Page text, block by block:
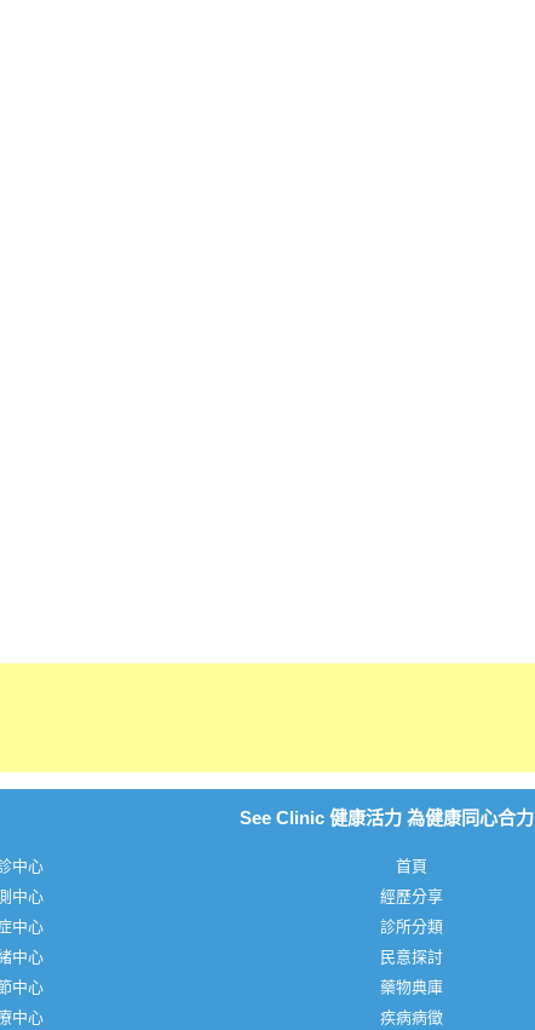
中心
中心
中心
中心
中心
中心
See Clinic 健康活力 為健康同心合力
首頁
經歷分享
診所分類
民意探討
藥物典庫
疾病病徵